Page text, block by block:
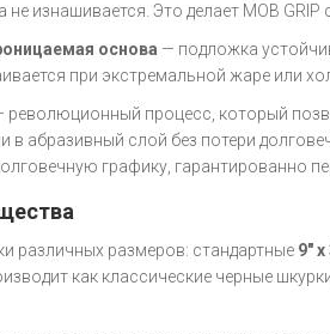
не изнашивается. Это делает MOB
основа — подложка
при экстремальной жаре или
революционный процесс, который
абразивный слой без потери
графику, гарантированно
различных размеров: стандартные 9" x
как классические черные